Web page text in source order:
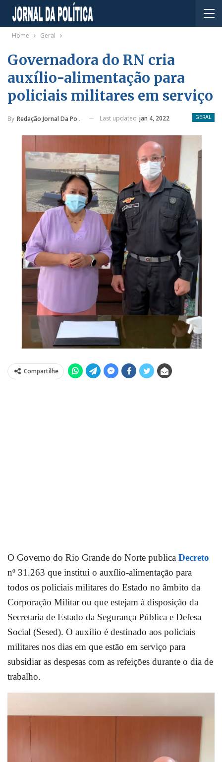
Home Geral
Governadora do RN cria
auxílio-alimentação para
policiais militares em serviço
GERAL
By Redação Jornal Da Política Last updated jan 4, 2022
Compartilhe
O Governo do Rio Grande do Norte publica Decreto
nº 31.263 que institui o auxílio-alimentação para
todos os policiais militares do Estado no âmbito da
Corporação Militar ou que estejam à disposição da
Secretaria de Estado da Segurança Pública e Defesa
Social (Sesed). O auxílio é destinado aos policiais
militares nos dias em que estão em serviço para
subsidiar as despesas com as refeições durante o dia de
trabalho.